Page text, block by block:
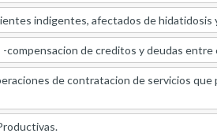
indigentes, afectados de hidatidosis
compensacion de creditos y deudas entre
de contratacion de servicios